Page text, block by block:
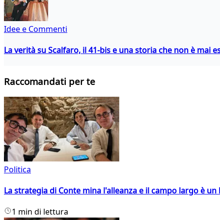
Idee e Commenti
La verità su Scalfaro, il 41-bis e una storia che non è mai
Raccomandati per te
Politica
La strategia di Conte mina l'alleanza e il campo largo è
1 min di lettura